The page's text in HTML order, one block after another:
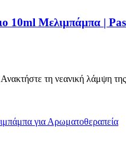
10ml Μελιμπάμπα |
τη νεανική λάμψη